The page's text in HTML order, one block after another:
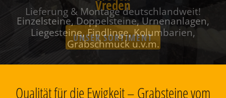
Vreden
Einzelsteine, Doppelsteine, Urnenanlagen,
Liegesteine, Findlinge, Kolumbarien,
Grabschmuck u.v.m.
Qualität für die Ewigkeit – Grabsteine vom